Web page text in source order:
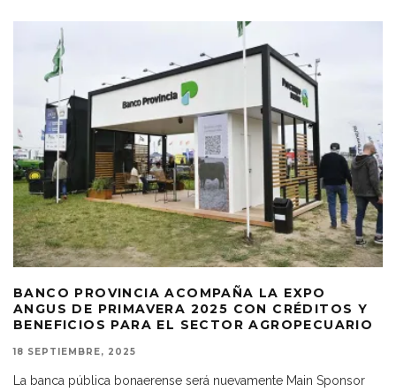
BANCO PROVINCIA ACOMPAÑA LA EXPO
ANGUS DE PRIMAVERA 2025 CON CRÉDITOS Y
BENEFICIOS PARA EL SECTOR AGROPECUARIO
18 SEPTIEMBRE, 2025
La banca pública bonaerense será nuevamente Main Sponsor